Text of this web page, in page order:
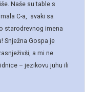
Naše su table s
C-a, svaki sa
starodrevnog imena
Snježna Gospa je
a mi ne
– jezikovu juhu ili